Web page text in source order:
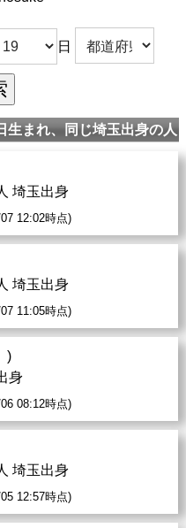
日
生まれ、同じ埼玉出身の人
埼玉出身
12:02時点)
埼玉出身
11:05時点)
)
身
08:12時点)
埼玉出身
12:57時点)